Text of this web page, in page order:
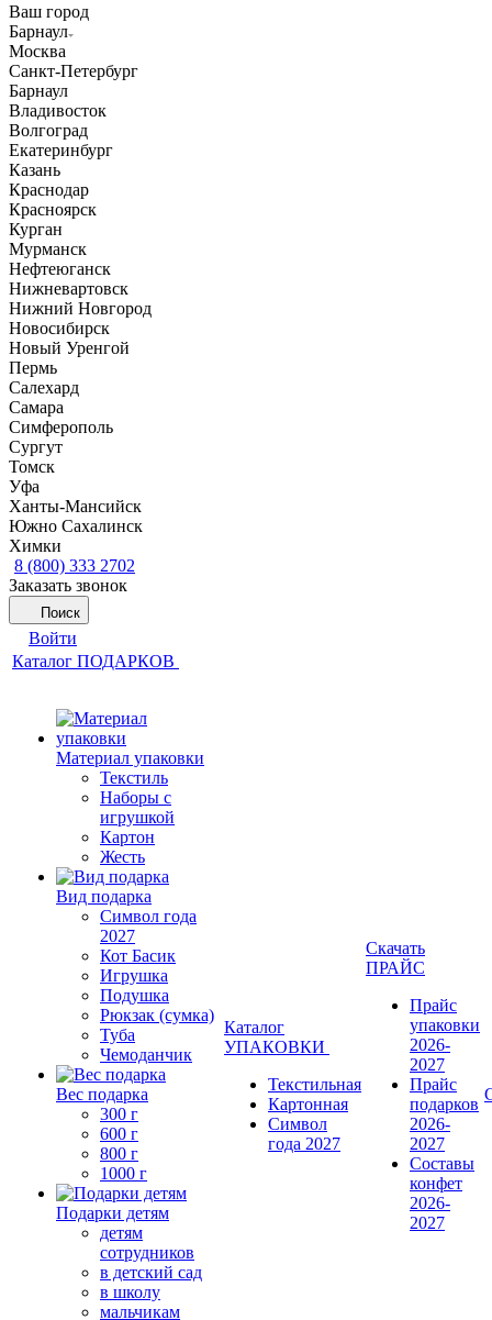
Ваш город
Барнаул
Москва
Санкт-Петербург
Барнаул
Владивосток
Волгоград
Екатеринбург
Казань
Краснодар
Красноярск
Курган
Мурманск
Нефтеюганск
Нижневартовск
Нижний Новгород
Новосибирск
Новый Уренгой
Пермь
Салехард
Самара
Симферополь
Сургут
Томск
Уфа
Ханты-Мансийск
Южно Сахалинск
Химки
8 (800) 333 2702
Заказать звонок
Поиск
Войти
Каталог ПОДАРКОВ
Материал упаковки
Текстиль
Наборы с
игрушкой
Картон
Жесть
Вид подарка
Символ года
2027
Кот Басик
Игрушка
Подушка
Рюкзак (сумка)
Туба
Чемоданчик
Вес подарка
300 г
600 г
800 г
1000 г
Подарки детям
детям
сотрудников
в детский сад
в школу
мальчикам
Каталог
УПАКОВКИ
Текстильная
Картонная
Символ
года 2027
Скачать
ПРАЙС
Прайс
упаковки
2026-
2027
Прайс
подарков
2026-
2027
Составы
конфет
2026-
2027